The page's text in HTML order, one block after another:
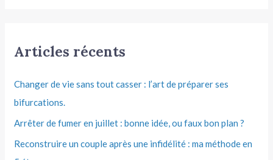
Articles récents
Changer de vie sans tout casser : l’art de préparer ses
bifurcations.
Arrêter de fumer en juillet : bonne idée, ou faux bon plan ?
Reconstruire un couple après une infidélité : ma méthode en